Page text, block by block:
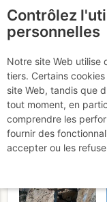
21 avril 2017
Contrôlez
personnelles
Notre site Web utilise
tiers. Certains
site Web, tandis que
tout moment, en
comprendre les
fournir des
accepter ou les